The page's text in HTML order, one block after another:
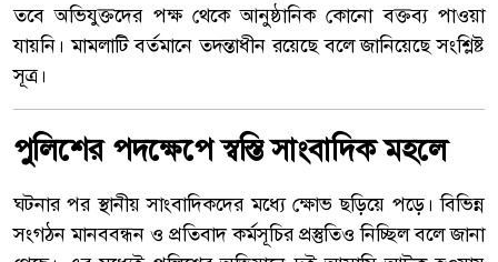
তবে অভিযুক্তদের পক্ষ থেকে আনুষ্ঠানিক কোনো বক্তব্য পাওয়া
যায়নি। মামলাটি বর্তমানে তদন্তাধীন রয়েছে বলে জানিয়েছে সংশ্লিষ্ট
সূত্র।
পুলিশের পদক্ষেপে স্বস্তি সাংবাদিক মহলে
ঘটনার পর স্থানীয় সাংবাদিকদের মধ্যে ক্ষোভ ছড়িয়ে পড়ে। বিভিন্ন
সংগঠন মানববন্ধন ও প্রতিবাদ কর্মসূচির প্রস্তুতিও নিচ্ছিল বলে জানা